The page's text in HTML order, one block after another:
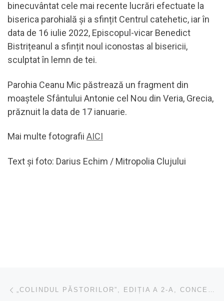
binecuvântat cele mai recente lucrări efectuate la
biserica parohială și a sfințit Centrul catehetic, iar în
data de 16 iulie 2022, Episcopul-vicar Benedict
Bistrițeanul a sfințit noul iconostas al bisericii,
sculptat în lemn de tei.
Parohia Ceanu Mic păstrează un fragment din
moaștele Sfântului Antonie cel Nou din Veria, Grecia,
prăznuit la data de 17 ianuarie.
Mai multe fotografii AICI
Text și foto: Darius Echim / Mitropolia Clujului
Navigare în articole „COLINDUL PĂSTORILOR”, EDIȚIA A 2-A, CONCERT DE COLINDE DEDICAT ANIVERSĂRII A 25 DE ANI DE LA ÎNFIINȚAREA RADIO RENAȘTEREA